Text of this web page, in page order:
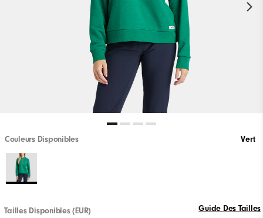
Couleurs Disponibles Vert
Tailles Disponibles (EUR) Guide Des Tailles